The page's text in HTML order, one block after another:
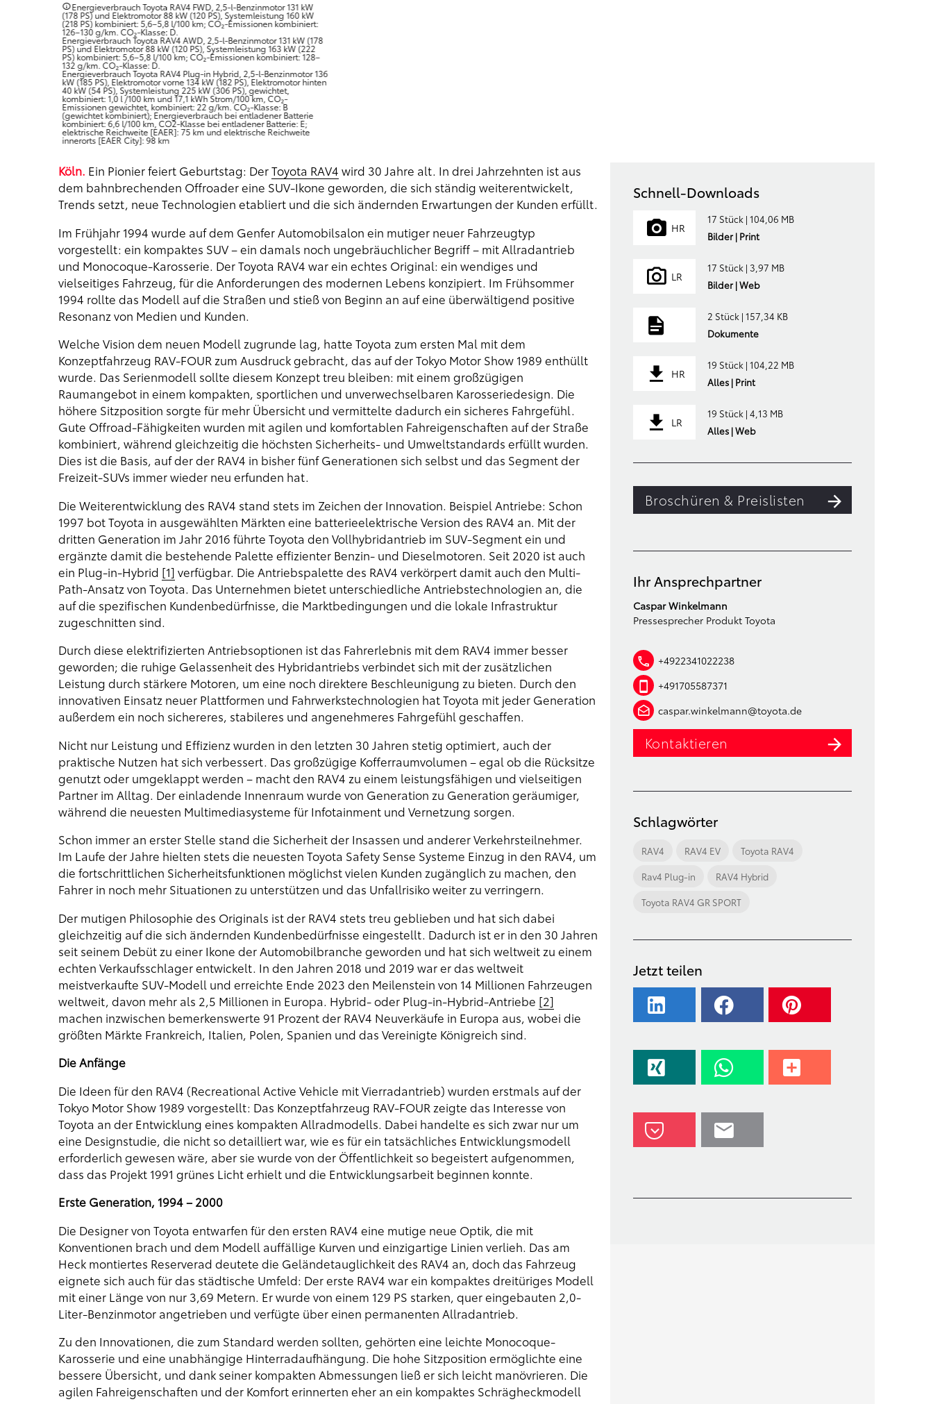
Energieverbrauch Toyota RAV4 FWD, 2,5-l-Benzinmotor 131 kW
(178 PS) und Elektromotor 88 kW (120 PS), Systemleistung 160 kW
(218 PS) kombiniert: 5,6–5,8 l/100 km; CO₂-Emissionen kombiniert:
126–130 g/km. CO₂-Klasse: D.
Energieverbrauch Toyota RAV4 AWD, 2,5-l-Benzinmotor 131 kW (178
PS) und Elektromotor 88 kW (120 PS), Systemleistung 163 kW (222
PS) kombiniert: 5,6–5,8 l/100 km; CO₂-Emissionen kombiniert: 128–
132 g/km. CO₂-Klasse: D.
Energieverbrauch Toyota RAV4 Plug-in Hybrid, 2,5-l-Benzinmotor 136
kW (185 PS), Elektromotor vorne 134 kW (182 PS), Elektromotor hinten
40 kW (54 PS), Systemleistung 225 kW (306 PS), gewichtet,
kombiniert: 1,0 l /100 km und 17,1 kWh Strom/100 km, CO₂-
Emissionen gewichtet, kombiniert: 22 g/km. CO₂-Klasse: B
(gewichtet kombiniert); Energieverbrauch bei entladener Batterie
kombiniert: 6,6 l/100 km, CO2-Klasse bei entladener Batterie: E;
elektrische Reichweite [EAER]: 75 km und elektrische Reichweite
innerorts [EAER City]: 98 km
Köln. Ein Pionier feiert Geburtstag: DerToyota RAV4 wird 30 Jahre alt. In drei Jahrzehnten ist aus
dem bahnbrechenden Offroader eine SUV-Ikone geworden, die sich ständig weiterentwickelt,
Trends setzt, neue Technologien etabliert und die sich ändernden Erwartungen der Kunden erfüllt.
Im Frühjahr 1994 wurde auf dem Genfer Automobilsalon ein mutiger neuer Fahrzeugtyp
vorgestellt: ein kompaktes SUV – ein damals noch ungebräuchlicher Begriff – mit Allradantrieb
und Monocoque-Karosserie. Der Toyota RAV4 war ein echtes Original: ein wendiges und
vielseitiges Fahrzeug, für die Anforderungen des modernen Lebens konzipiert. Im Frühsommer
1994 rollte das Modell auf die Straßen und stieß von Beginn an auf eine überwältigend positive
Resonanz von Medien und Kunden.
Welche Vision dem neuen Modell zugrunde lag, hatte Toyota zum ersten Mal mit dem
Konzeptfahrzeug RAV-FOUR zum Ausdruck gebracht, das auf der Tokyo Motor Show 1989 enthüllt
wurde. Das Serienmodell sollte diesem Konzept treu bleiben: mit einem großzügigen
Raumangebot in einem kompakten, sportlichen und unverwechselbaren Karosseriedesign. Die
höhere Sitzposition sorgte für mehr Übersicht und vermittelte dadurch ein sicheres Fahrgefühl.
Gute Offroad-Fähigkeiten wurden mit agilen und komfortablen Fahreigenschaften auf der Straße
kombiniert, während gleichzeitig die höchsten Sicherheits- und Umweltstandards erfüllt wurden.
Dies ist die Basis, auf der der RAV4 in bisher fünf Generationen sich selbst und das Segment der
Freizeit-SUVs immer wieder neu erfunden hat.
Die Weiterentwicklung des RAV4 stand stets im Zeichen der Innovation. Beispiel Antriebe: Schon
1997 bot Toyota in ausgewählten Märkten eine batterieelektrische Version des RAV4 an. Mit der
dritten Generation im Jahr 2016 führte Toyota den Vollhybridantrieb im SUV-Segment ein und
ergänzte damit die bestehende Palette effizienter Benzin- und Dieselmotoren. Seit 2020 ist auch
ein Plug-in-Hybrid [1] verfügbar. Die Antriebspalette des RAV4 verkörpert damit auch den Multi-
Path-Ansatz von Toyota. Das Unternehmen bietet unterschiedliche Antriebstechnologien an, die
auf die spezifischen Kundenbedürfnisse, die Marktbedingungen und die lokale Infrastruktur
zugeschnitten sind.
Durch diese elektrifizierten Antriebsoptionen ist das Fahrerlebnis mit dem RAV4 immer besser
geworden; die ruhige Gelassenheit des Hybridantriebs verbindet sich mit der zusätzlichen
Leistung durch stärkere Motoren, um eine noch direktere Beschleunigung zu bieten. Durch den
innovativen Einsatz neuer Plattformen und Fahrwerkstechnologien hat Toyota mit jeder Generation
außerdem ein noch sichereres, stabileres und angenehmeres Fahrgefühl geschaffen.
Nicht nur Leistung und Effizienz wurden in den letzten 30 Jahren stetig optimiert, auch der
praktische Nutzen hat sich verbessert. Das großzügige Kofferraumvolumen – egal ob die Rücksitze
genutzt oder umgeklappt werden – macht den RAV4 zu einem leistungsfähigen und vielseitigen
Partner im Alltag. Der einladende Innenraum wurde von Generation zu Generation geräumiger,
während die neuesten Multimediasysteme für Infotainment und Vernetzung sorgen.
Schon immer an erster Stelle stand die Sicherheit der Insassen und anderer Verkehrsteilnehmer.
Im Laufe der Jahre hielten stets die neuesten Toyota Safety Sense Systeme Einzug in den RAV4, um
die fortschrittlichen Sicherheitsfunktionen möglichst vielen Kunden zugänglich zu machen, den
Fahrer in noch mehr Situationen zu unterstützen und das Unfallrisiko weiter zu verringern.
Der mutigen Philosophie des Originals ist der RAV4 stets treu geblieben und hat sich dabei
gleichzeitig auf die sich ändernden Kundenbedürfnisse eingestellt. Dadurch ist er in den 30 Jahren
seit seinem Debüt zu einer Ikone der Automobilbranche geworden und hat sich weltweit zu einem
echten Verkaufsschlager entwickelt. In den Jahren 2018 und 2019 war er das weltweit
meistverkaufte SUV-Modell und erreichte Ende 2023 den Meilenstein von 14 Millionen Fahrzeugen
weltweit, davon mehr als 2,5 Millionen in Europa. Hybrid- oder Plug-in-Hybrid-Antriebe [2]
machen inzwischen bemerkenswerte 91 Prozent der RAV4 Neuverkäufe in Europa aus, wobei die
größten Märkte Frankreich, Italien, Polen, Spanien und das Vereinigte Königreich sind.
Die Anfänge
Die Ideen für den RAV4 (Recreational Active Vehicle mit Vierradantrieb) wurden erstmals auf der
Tokyo Motor Show 1989 vorgestellt: Das Konzeptfahrzeug RAV-FOUR zeigte das Interesse von
Toyota an der Entwicklung eines kompakten Allradmodells. Dabei handelte es sich zwar nur um
eine Designstudie, die nicht so detailliert war, wie es für ein tatsächliches Entwicklungsmodell
erforderlich gewesen wäre, aber sie wurde von der Öffentlichkeit so begeistert aufgenommen,
dass das Projekt 1991 grünes Licht erhielt und die Entwicklungsarbeit beginnen konnte.
Erste Generation, 1994 – 2000
Die Designer von Toyota entwarfen für den ersten RAV4 eine mutige neue Optik, die mit
Konventionen brach und dem Modell auffällige Kurven und einzigartige Linien verlieh. Das am
Heck montiertes Reserverad deutete die Geländetauglichkeit des RAV4 an, doch das Fahrzeug
eignete sich auch für das städtische Umfeld: Der erste RAV4 war ein kompaktes dreitüriges Modell
mit einer Länge von nur 3,69 Metern. Er wurde von einem 129 PS starken, quer eingebauten 2,0-
Liter-Benzinmotor angetrieben und verfügte über einen permanenten Allradantrieb.
Zu den Innovationen, die zum Standard werden sollten, gehörten eine leichte Monocoque-
Karosserie und eine unabhängige Hinterradaufhängung. Die hohe Sitzposition ermöglichte eine
bessere Übersicht, und dank seiner kompakten Abmessungen ließ er sich leicht manövrieren. Die
agilen Fahreigenschaften und der Komfort erinnerten eher an ein kompaktes Schrägheckmodell
Schnell-Downloads
HR
17 Stück | 104,06 MB
Bilder | Print
LR
17 Stück | 3,97 MB
Bilder | Web
2 Stück | 157,34 KB
Dokumente
HR
19 Stück | 104,22 MB
Alles | Print
LR
19 Stück | 4,13 MB
Alles | Web
Broschüren & Preislisten
Ihr Ansprechpartner
Caspar Winkelmann
Pressesprecher Produkt Toyota
+4922341022238
+491705587371
caspar.winkelmann@toyota.de
Kontaktieren
Schlagwörter
RAV4 RAV4 EV Toyota RAV4
Rav4 Plug-in RAV4 Hybrid
Toyota RAV4 GR SPORT
Jetzt teilen